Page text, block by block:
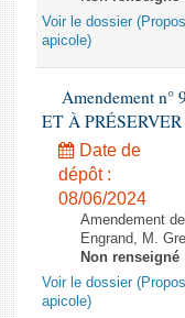
Voir le dossier
apicole)
Amendement
ET À
Date de
dépôt :
08/06/2024
Amendement
Engrand, M.
Non renseigné
Voir le dossier
apicole)